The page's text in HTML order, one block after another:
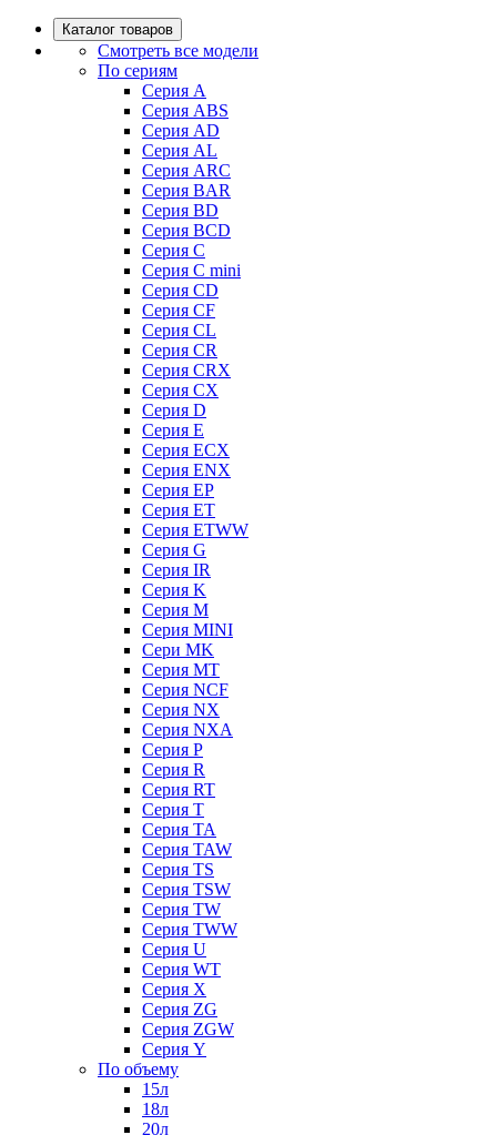
Каталог товаров
Смотреть все модели
По сериям
Серия A
Серия ABS
Серия AD
Серия AL
Серия ARC
Серия BAR
Серия BD
Серия BCD
Серия C
Серия C mini
Серия CD
Серия CF
Серия CL
Серия CR
Серия CRX
Серия CX
Серия D
Серия E
Серия ECX
Серия ENX
Серия EP
Серия ET
Серия ETWW
Серия G
Серия IR
Серия K
Серия M
Серия MINI
Сери MK
Серия MT
Серия NCF
Серия NX
Серия NXA
Серия P
Серия R
Серия RT
Серия T
Серия TA
Серия TAW
Серия TS
Серия TSW
Серия TW
Серия TWW
Серия U
Серия WT
Серия X
Серия ZG
Серия ZGW
Серия Y
По объему
15л
18л
20л